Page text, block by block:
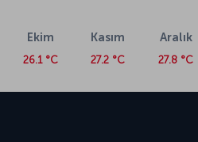
Ekim
26.1 °C
Kasım
27.2 °C
Aralık
27.8 °C